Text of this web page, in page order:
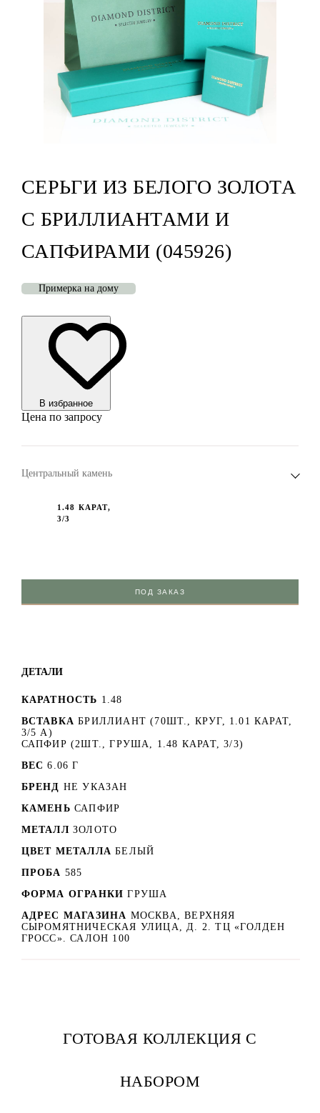
СЕРЬГИ ИЗ БЕЛОГО ЗОЛОТА
С БРИЛЛИАНТАМИ И
САПФИРАМИ (045926)
Примерка на дому
В избранноe
Цена по запросу
Центральный камень
1.48 КАРАТ,
3/3
ПОД ЗАКАЗ
ДЕТАЛИ
КАРАТНОСТЬ 1.48
ВСТАВКА БРИЛЛИАНТ (70ШТ., КРУГ, 1.01 КАРАТ,
3/5 А)
САПФИР (2ШТ., ГРУША, 1.48 КАРАТ, 3/3)
ВЕС 6.06 Г
БРЕНД НЕ УКАЗАН
КАМЕНЬ САПФИР
МЕТАЛЛ ЗОЛОТО
ЦВЕТ МЕТАЛЛА БЕЛЫЙ
ПРОБА 585
ФОРМА ОГРАНКИ ГРУША
АДРЕС МАГАЗИНА МОСКВА, ВЕРХНЯЯ
СЫРОМЯТНИЧЕСКАЯ УЛИЦА, Д. 2. ТЦ «ГОЛДЕН
ГРОСС». САЛОН 100
ГОТОВАЯ КОЛЛЕКЦИЯ С
НАБОРОМ